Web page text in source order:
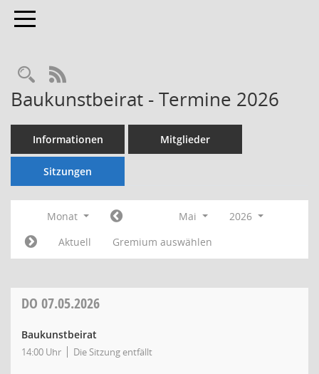
Toggle navigation
Rechercheauswahl
RSS-Feed
Baukunstbeirat - Termine 2026
Informationen Mitglieder
Sitzungen
Monat Mai
2026
Aktuell
Gremium auswählen
DO 07.05.2026
Baukunstbeirat
14:00 Uhr Die Sitzung entfällt